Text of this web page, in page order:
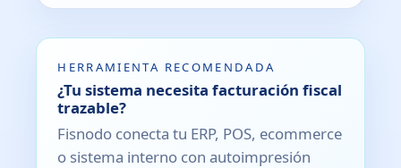
HERRAMIENTA RECOMENDADA
¿Tu sistema necesita facturación fiscal
trazable?
Fisnodo conecta tu ERP, POS, ecommerce
o sistema interno con autoimpresión